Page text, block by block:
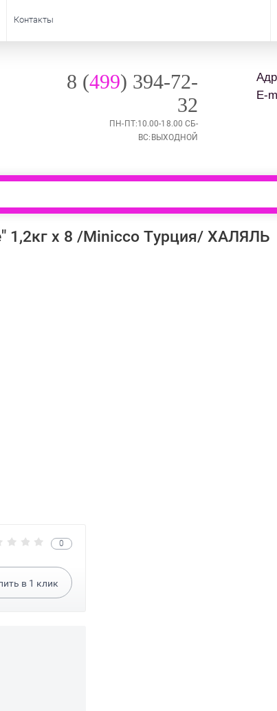
Контакты
8 (499) 394-72-
32
ПН-ПТ:10.00-18.00 СБ-
ВС:ВЫХОДНОЙ
E-
1,2кг х 8 /Minicco Турция/ ХАЛЯЛЬ
0
в 1 клик